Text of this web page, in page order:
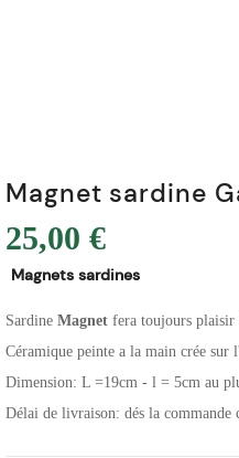
Magnet sardine
25,00 €
Magnets sardines
Sardine Magnet fera toujours plaisir
Céramique peinte a la main crée sur
Dimension: L =19cm - l = 5cm au
Délai de livraison: dés la commande